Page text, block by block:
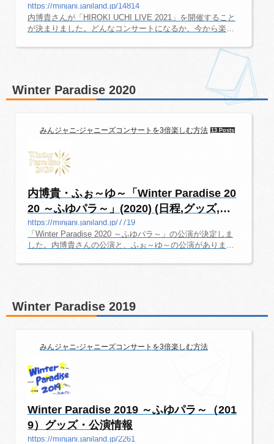
https://minjani.janiland.jp/14814
内博貴さんが「HIROKI UCHI LIVE 2021」を開催すること
が決まりました。どんなコンサートになるか、今から楽し
報をご紹介しています。追加の最新情報が入り次第、随時
更新していきます。「HIROKI UCHI LIVE 2021」のコンサ
ート日程チケット●FC料金(税込)7,200円●一般料金(税込)7,7
00円 なんばHatch日付時間2021/12/14(火)14:00/18:00 EX T
HEATER ROPPONGI日付時間2021/12/18(土)18:0012/19
(土)18:00過去の公演・予習など2019年、2020年のコンサー
Winter Paradise 2020
みんジャニ-ジャニーズコンサートを3倍楽しむ方法 13 Posts
内博貴・ふぉ～ゆ～「Winter Paradise 20
20 ～ふゆパラ～」(2020) (日程,グッズ,
セ...
https://minjani.janiland.jp/7719
「Winter Paradise 2020 ～ふゆパラ～」の公演が決定しま
した。内博貴さんの公演と、ふぉ～ゆ～の公演がありま
ね。ここでは、コンサート初心者でも楽しめるように、コ
［東京］東京国際フォーラム ホールC会場東京国際フォー
ラム ホールCチケット代金FC料金（全席指定・税込） 7,20
Winter Paradise 2019
みんジャニ-ジャニーズコンサートを3倍楽しむ方法
Winter Paradise 2019 ～ふゆパラ～（201
9）グッズ・公演情報
https://minjani.janiland.jp/2261